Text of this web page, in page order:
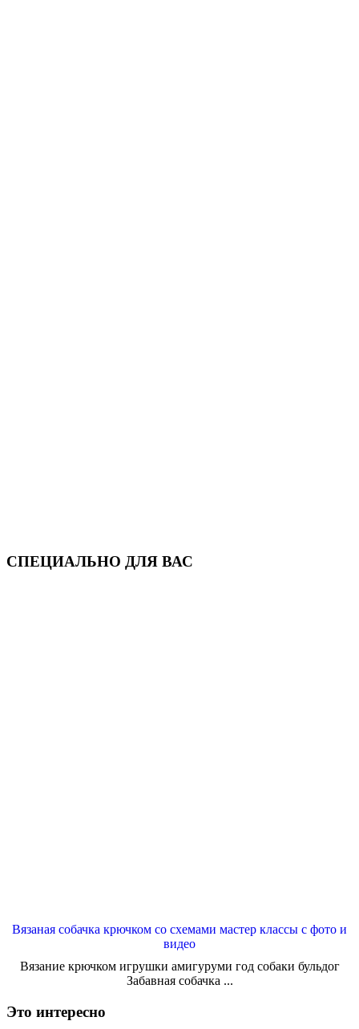
СПЕЦИАЛЬНО ДЛЯ ВАС
Вязаная собачка крючком со схемами мастер классы с фото и
видео
Вязание крючком игрушки амигуруми год собаки бульдог
Забавная собачка ...
Это интересно